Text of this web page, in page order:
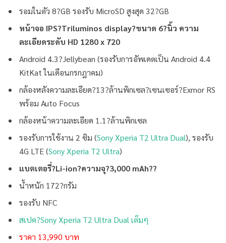
รอมในตัว 8?GB รองรับ MicroSD สูงสุด 32?GB
หน้าจอ IPS?Triluminos display?ขนาด 6?นิ้ว ความ
ละเอียดระดับ HD 1280 x 720
Android 4.3?Jellybean (รองรับการอัพเดตเป็น Android 4.4
KitKat ในเดือนกรกฎาคม)
กล้องหลังความละเอียด?13?ล้านพิกเซล?เซนเซอร์?Exmor RS
พร้อม Auto Focus
กล้องหน้าความละเอียด 1.1?ล้านพิกเซล
รองรับการใช้งาน 2 ซิม (Sony Xperia T2 Ultra Dual), รองรับ
4G LTE (Sony Xperia T2 Ultra)
แบตเตอรี่?Li-ion?ความจุ?3,000 mAh??
น้ำหนัก 172?กรัม
รองรับ NFC
สเปค?Sony Xperia T2 Ultra Dual เต็มๆ
ราคา 13,990 บาท